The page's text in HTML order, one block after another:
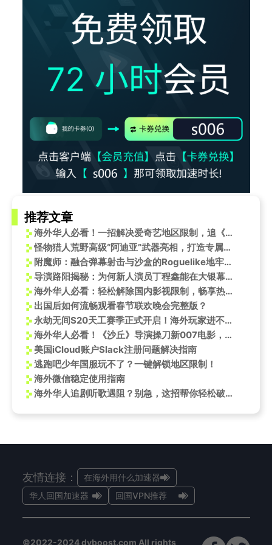
推荐文章
海外华人必看！一招解决爱奇艺地区限制，追《罗小黑战记2》不再难
怪物猎人荒野高级“阿迪亚”武器亮相，打造专属狩猎利器！
附魔师：融合弹幕射击与沙盒的Roguelike地牢冒险之旅
导演路阳揭秘：为何新人演员丁程鑫能在大银幕上惊艳众人？
海外华人必看：轻松解除国内影视限制，畅享热门节目不卡顿
出国后如何流畅观看春节联欢晚会完整版？
永劫无间S20天工赛季正式开启！海外玩家进不去游戏怎么办？
海外华人必看！《沙丘》导演操刀新007电影，3招教你突破地区限制抢先看
美国iCloud账户Slack注册问题解决指南
逃跑吧少年国服玩不了？一键解锁地区限制！
海外微信稳定使用指南
海外华人追剧听歌遇阻？别急，这招帮你轻松破解地区限制烦恼
友情连接：
在海外用什么加速器
华人回国加速器
回国VPN推荐
©2022-2024 dyboost.com All rights